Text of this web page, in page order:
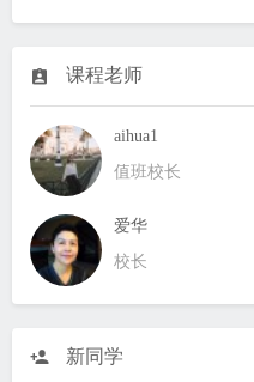
课程老师
aihua1
值班校长
爱华
校长
新同学